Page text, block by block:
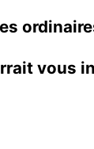
vous